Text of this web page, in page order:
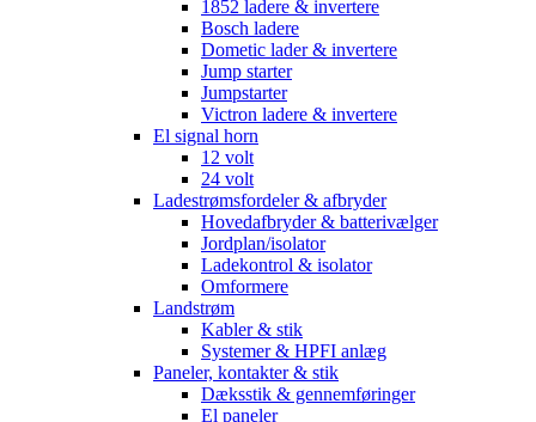
1852 ladere & invertere
Bosch ladere
Dometic lader & invertere
Jump starter
Jumpstarter
Victron ladere & invertere
El signal horn
12 volt
24 volt
Ladestrømsfordeler & afbryder
Hovedafbryder & batterivælger
Jordplan/isolator
Ladekontrol & isolator
Omformere
Landstrøm
Kabler & stik
Systemer & HPFI anlæg
Paneler, kontakter & stik
Dæksstik & gennemføringer
El paneler